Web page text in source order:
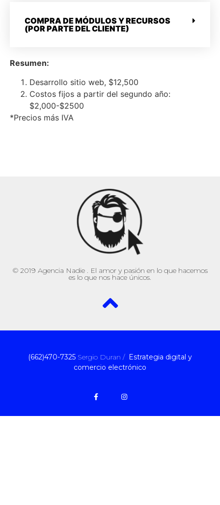
COMPRA DE MÓDULOS Y RECURSOS
(POR PARTE DEL CLIENTE)
Resumen:
Desarrollo sitio web, $12,500
Costos fijos a partir del segundo año:
$2,000-$2500
*Precios más IVA
© 2019 Agencia Nadie . El amor y pasión en lo que hacemos
es lo que nos hace únicos.
(662)470-7325 Sergio Duran / Estrategia digital y
comercio electrónico